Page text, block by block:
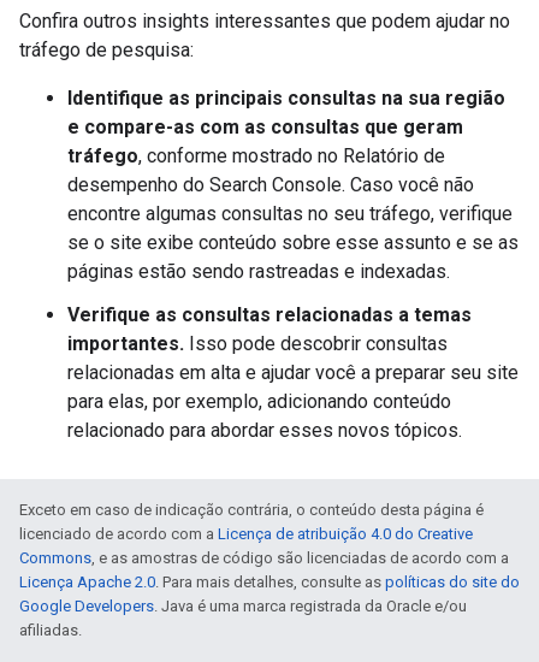
Confira outros insights interessantes que podem ajudar no
tráfego de pesquisa:
Identifique as principais consultas na sua região
e compare-as com as consultas que geram
tráfego, conforme mostrado no Relatório de
desempenho do Search Console. Caso você não
encontre algumas consultas no seu tráfego, verifique
se o site exibe conteúdo sobre esse assunto e se as
páginas estão sendo rastreadas e indexadas.
Verifique as consultas relacionadas a temas
importantes. Isso pode descobrir consultas
relacionadas em alta e ajudar você a preparar seu site
para elas, por exemplo, adicionando conteúdo
relacionado para abordar esses novos tópicos.
Exceto em caso de indicação contrária, o conteúdo desta página é
licenciado de acordo com a Licença de atribuição 4.0 do Creative
Commons , e as amostras de código são licenciadas de acordo com a
Licença Apache 2.0 . Para mais detalhes, consulte as políticas do site do
Google Developers . Java é uma marca registrada da Oracle e/ou
afiliadas.